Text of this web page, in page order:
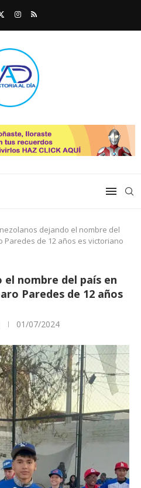
dejando el nombre del
Paredes de 12 años es victoriano
el nombre del país en
Paredes de 12 años
01/07/2024